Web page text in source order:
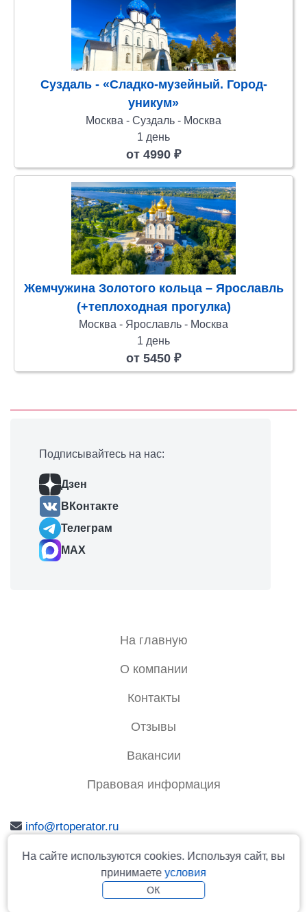
Суздаль - «Сладко-музейный. Город-
уникум»
Москва - Суздаль - Москва
1 день
от 4990 ₽
Жемчужина Золотого кольца – Ярославль
(+теплоходная прогулка)
Москва - Ярославль - Москва
1 день
от 5450 ₽
Подписывайтесь на нас:
Дзен
ВКонтакте
Телеграм
MAX
На главную
О компании
Контакты
Отзывы
Вакансии
Правовая информация
info@rtoperator.ru
© 2006-2026 Туроператор «Русь» - официальный сайт
Реестровый номер туроператора серия РТО № 024987
На сайте используются cookies. Используя сайт, вы
принимаете условия
ОК